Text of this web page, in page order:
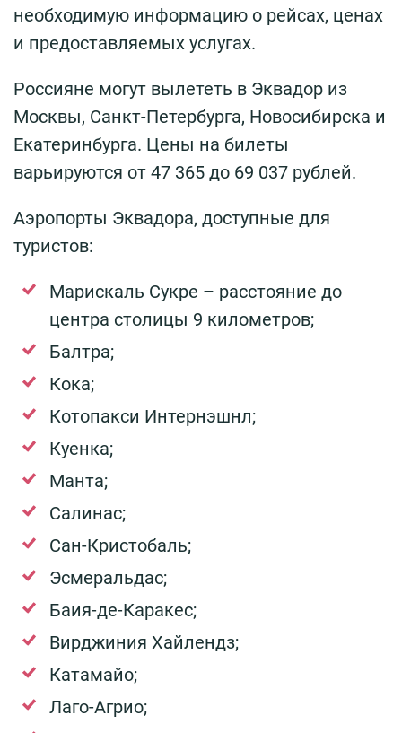
необходимую информацию о рейсах, ценах
и предоставляемых услугах.
Россияне могут вылететь в Эквадор из
Москвы, Санкт-Петербурга, Новосибирска и
Екатеринбурга. Цены на билеты
варьируются от 47 365 до 69 037 рублей.
Аэропорты Эквадора, доступные для
туристов:
Марискаль Сукре – расстояние до
центра столицы 9 километров;
Балтра;
Кока;
Котопакси Интернэшнл;
Куенка;
Манта;
Салинас;
Сан-Кристобаль;
Эсмеральдас;
Баия-де-Каракес;
Вирджиния Хайлендз;
Катамайо;
Лаго-Агрио;